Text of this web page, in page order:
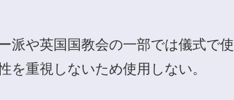
派や英国国教会の一部では儀式で使
を重視しないため使用しない。